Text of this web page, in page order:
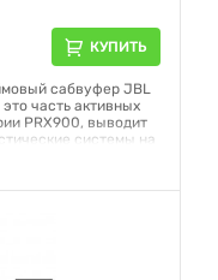
КУПИТЬ
сабвуфер JBL
часть активных
PRX900, выводит
системы на